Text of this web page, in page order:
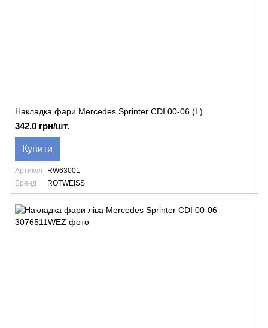
Накладка фари Mercedes Sprinter CDI 00-06 (L)
342.0 грн/шт.
Купити
Артикул
RW63001
Бренд
ROTWEISS